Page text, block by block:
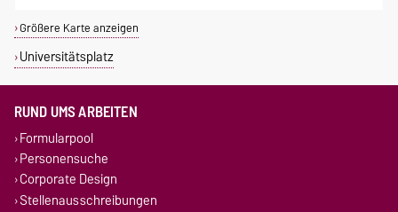
Größere Karte anzeigen
Universitätsplatz
RUND UMS ARBEITEN
Formularpool
Personensuche
Corporate Design
Stellenausschreibungen